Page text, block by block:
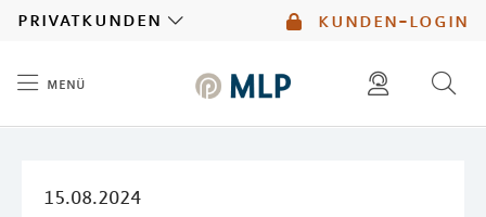
kunden-login
privatkunden
menü
15.08.2024